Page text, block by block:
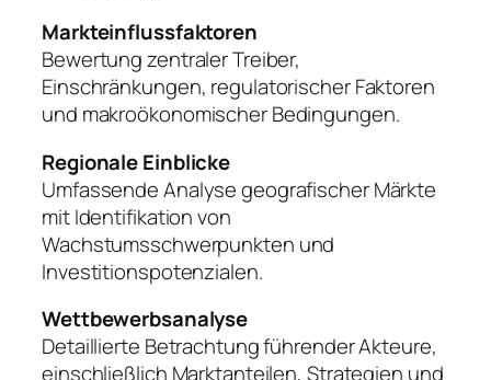
Markteinflussfaktoren
Bewertung zentraler Treiber,
Einschränkungen, regulatorischer Faktoren
und makroökonomischer Bedingungen.
Regionale Einblicke
Umfassende Analyse geografischer Märkte
mit Identifikation von
Wachstumsschwerpunkten und
Investitionspotenzialen.
Wettbewerbsanalyse
Detaillierte Betrachtung führender Akteure,
einschließlich Marktanteilen, Strategien und